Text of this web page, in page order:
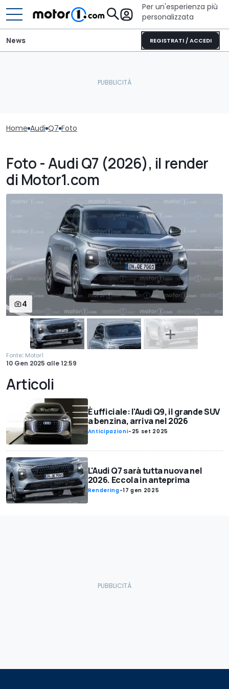
Per un'esperienza più
personalizzata
REGISTRATI / ACCEDI
News
Home Audi Q7 Foto
Foto - Audi Q7 (2026), il render
di Motor1.com
4
Fonte: Motor1
10 Gen 2025 alle12:59
Articoli
È ufficiale: l'Audi Q9, il grande SUV
a benzina, arriva nel 2026
Anticipazioni- 25 set 2025
L'Audi Q7 sarà tutta nuova nel
2026. Eccola in anteprima
Rendering-17 gen 2025